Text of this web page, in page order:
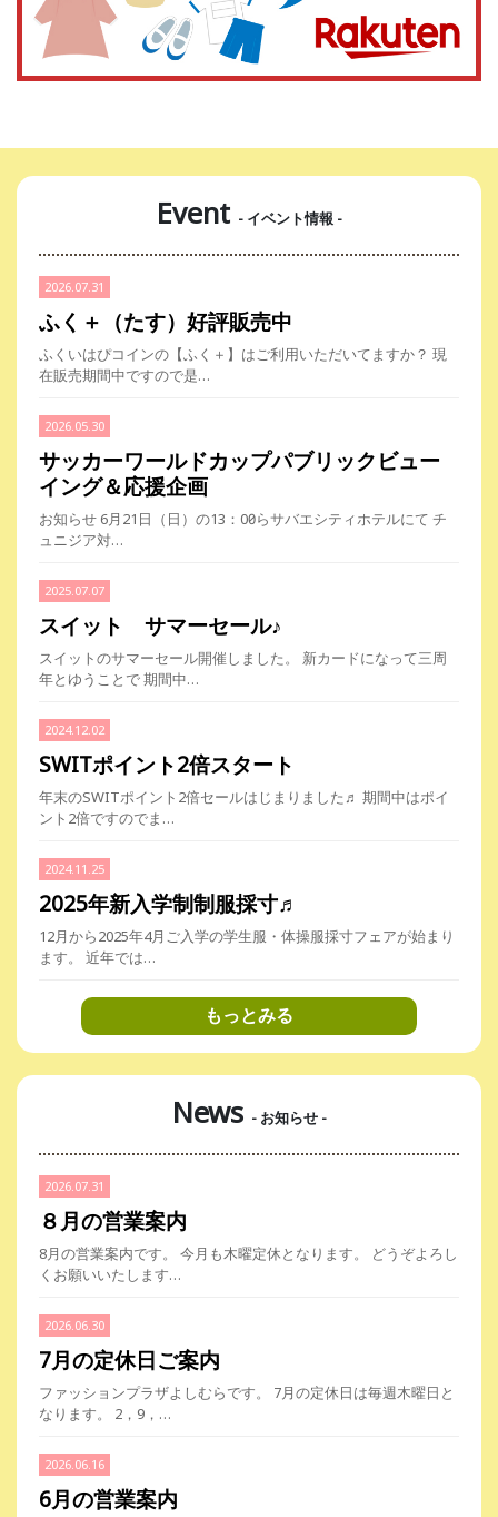
Event - イベント情報 -
2026.07.31
ふく＋（たす）好評販売中
ふくいはぴコインの【ふく＋】はご利用いただいてますか？ 現
在販売期間中ですので是…
2026.05.30
サッカーワールドカップパブリックビュー
イング＆応援企画
お知らせ 6月21日（日）の13：00からサバエシティホテルにて チ
ュニジア対…
2025.07.07
スイット サマーセール♪
スイットのサマーセール開催しました。 新カードになって三周
年とゆうことで 期間中…
2024.12.02
SWITポイント2倍スタート
年末のSWITポイント2倍セールはじまりました♬ 期間中はポイ
ント2倍ですのでま…
2024.11.25
2025年新入学制制服採寸♬
12月から2025年4月ご入学の学生服・体操服採寸フェアが始まり
ます。 近年では…
もっとみる
News - お知らせ -
2026.07.31
８月の営業案内
8月の営業案内です。 今月も木曜定休となります。 どうぞよろし
くお願いいたします…
2026.06.30
7月の定休日ご案内
ファッションプラザよしむらです。 7月の定休日は毎週木曜日と
なります。 2，9，…
2026.06.16
6月の営業案内